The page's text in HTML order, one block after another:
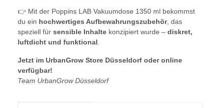
👉 Mit der Poppins LAB Vakuumdose 1350 ml bekommst
du ein hochwertiges Aufbewahrungszubehör, das
speziell für sensible Inhalte konzipiert wurde – diskret,
luftdicht und funktional.
Jetzt im UrbanGrow Store Düsseldorf oder online
verfügbar!
Team UrbanGrow Düsseldorf